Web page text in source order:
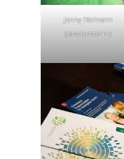
Jenny Heimann
(Moderatorin)